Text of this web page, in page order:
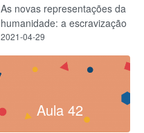
As novas representações da
humanidade: a escravização
2021-04-29
Aula 42